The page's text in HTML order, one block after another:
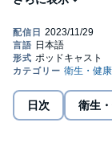
https://
ブログ https://
https://
https://listen.style/
タジオ
日次
衛生